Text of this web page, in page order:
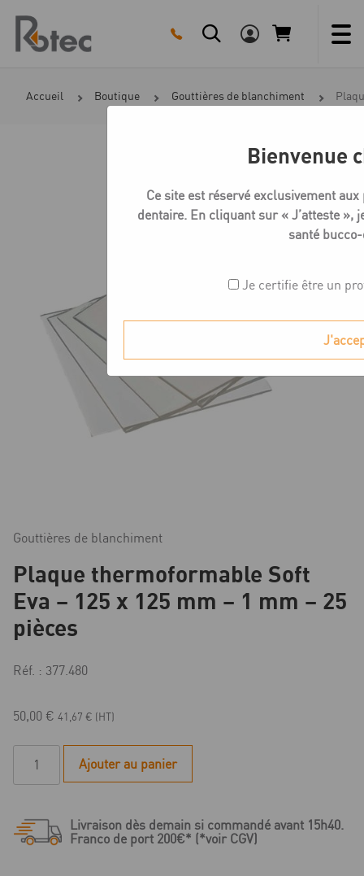
content
Accueil Boutique Gouttières de blanchiment
Gouttières de blanchiment
Plaque thermoformable Soft
Eva – 125 x 125 mm – 1 mm – 25
pièces
Réf. : 377.480
50,00 € 41,67 € (HT)
Soft
Ajouter au panier
Livraison dès demain si commandé avant 15h40.
Franco de port 200€* (*voir CGV)
Bienvenue
Ce site est réservé exclusivement
dentaire. En cliquant sur « J’atteste »,
santé
Je certifie être un